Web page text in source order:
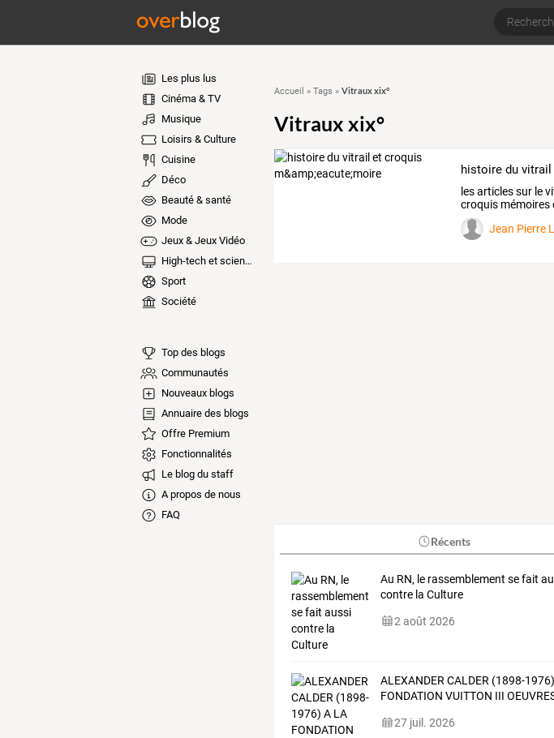
Les plus lus
Cinéma & TV
Musique
Loisirs & Culture
Cuisine
Déco
Beauté & santé
Mode
Jeux & Jeux Vidéo
High-tech et sciences
Sport
Société
Top des blogs
Communautés
Nouveaux blogs
Annuaire des blogs
Offre Premium
Fonctionnalités
Le blog du staff
A propos de nous
FAQ
Accueil » Tags » Vitraux xix°
Vitraux xix°
lesarticlessur le
croquis mémoires
ne…
Jean Pierre
Récents
Au RN, le rassemblement se fait
contre la Culture
2 août 2026
ALEXANDER CALDER (1898-1976)
FONDATION VUITTON III
27 juil. 2026